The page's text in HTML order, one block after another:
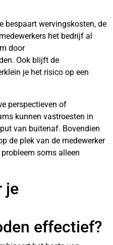
bespaart wervingskosten, de
het bedrijf al
door
Ook blijft de
je het risico op een
perspectieven of
kunnen vastroesten in
van buitenaf. Bovendien
de plek van de medewerker
soms alleen
je
effectief?